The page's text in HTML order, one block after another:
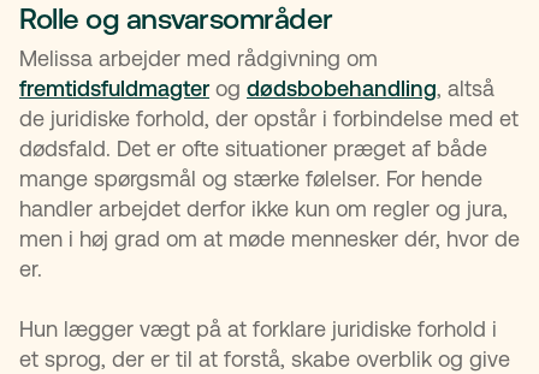
Rolle og ansvarsområder
Melissa arbejder med rådgivning om
fremtidsfuldmagter og dødsbobehandling, altså
de juridiske forhold, der opstår i forbindelse med et
dødsfald. Det er ofte situationer præget af både
mange spørgsmål og stærke følelser. For hende
handler arbejdet derfor ikke kun om regler og jura,
men i høj grad om at møde mennesker dér, hvor de
er.
Hun lægger vægt på at forklare juridiske forhold i
et sprog, der er til at forstå, skabe overblik og give